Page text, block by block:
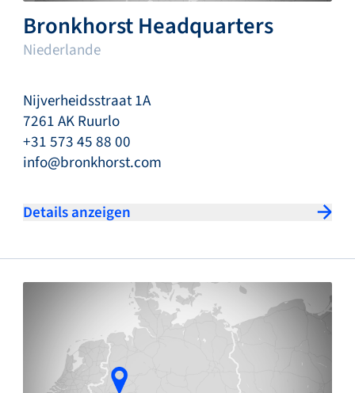
Bronkhorst Headquarters
Niederlande
Nijverheidsstraat 1A
7261 AK Ruurlo
+31 573 45 88 00
info@bronkhorst.com
Details anzeigen